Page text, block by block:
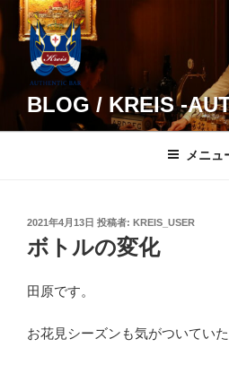
コ
BLOG / KREIS -
メニュ
投
日:
2021年4月13日 投稿者: KREIS_USER
ボトルの変化
田原です。
お花見シーズンも気がついてい